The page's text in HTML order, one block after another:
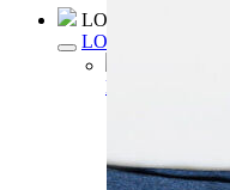
LOFT Prime
LOFT Prime
Fırsatlarım